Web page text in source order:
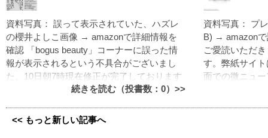
資料写真： 誤って表示されていた、ハズレ
の櫻井よしこ画像 → amazonで詳細情報を
確認 「bogus beauty」コーナーに誤った情
報が表示されるという不具合がございまし
た。10日朝7時現在修正が完了しております
続きを読む（投書数：0）>>
資料写真： プ
B) → amazonで
ご愛読いただ
す。弊紙サイ
面での微ニュ
<< もっと新しい記事へ